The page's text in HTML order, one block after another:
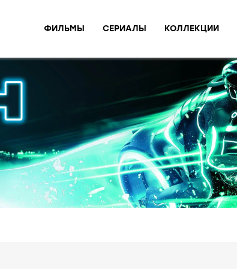
ФИЛЬМЫ СЕРИАЛЫ КОЛЛЕКЦИИ